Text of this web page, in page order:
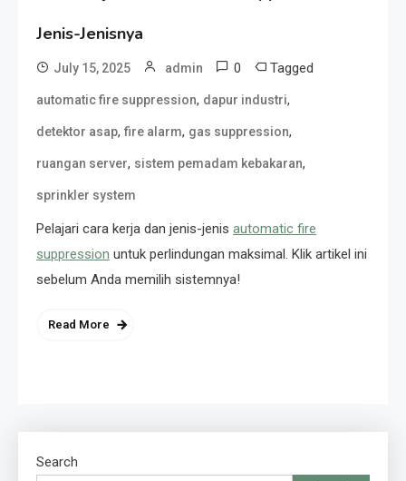
Jenis-Jenisnya
July 15, 2025 admin 0 Tagged
automatic fire suppression, dapur industri,
detektor asap, fire alarm, gas suppression,
ruangan server, sistem pemadam kebakaran,
sprinkler system
Pelajari cara kerja dan jenis-jenis automatic fire
suppression untuk perlindungan maksimal. Klik artikel ini
sebelum Anda memilih sistemnya!
Read More
Search